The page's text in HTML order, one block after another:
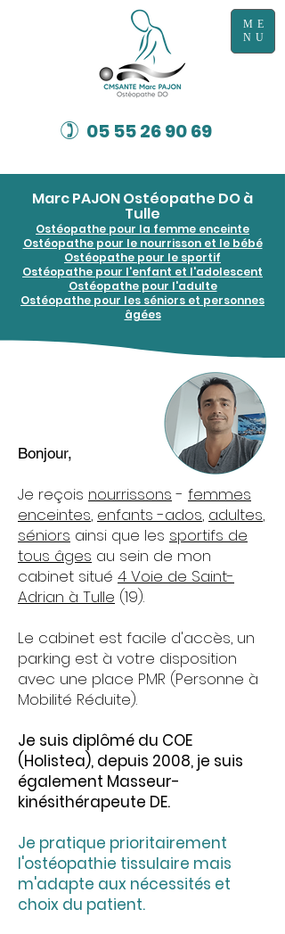
ME
NU
) 05 55 26 90 69
Marc PAJON Ostéopathe DO à
Tulle
Ostéopathe pour la femme enceinte
Ostéopathe pour le nourrisson et le bébé
Ostéopathe pour le sportif
Ostéopathe pour l'enfant et l'adolescent
Ostéopathe pour l'adulte
Ostéopathe pour les séniors et personnes
âgées
Bonjour,
Je reçois nourrissons - femmes
enceintes, enfants -ados, adultes,
séniors ainsi que les sportifs de
tous âges au sein de mon
cabinet situé 4 Voie de Saint-
Adrian à Tulle (19).
Le cabinet est facile d'accès, un
parking est à votre disposition
avec une place PMR (Personne à
Mobilité Réduite).
Je suis diplômé du COE
(Holistea), depuis 2008, je suis
également Masseur-
kinésithérapeute DE.
Je pratique prioritairement
l'ostéopathie tissulaire mais
m'adapte aux nécessités et
choix du patient.